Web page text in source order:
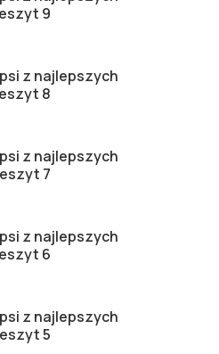
9
z najlepszych
8
z najlepszych
7
z najlepszych
6
z najlepszych
5